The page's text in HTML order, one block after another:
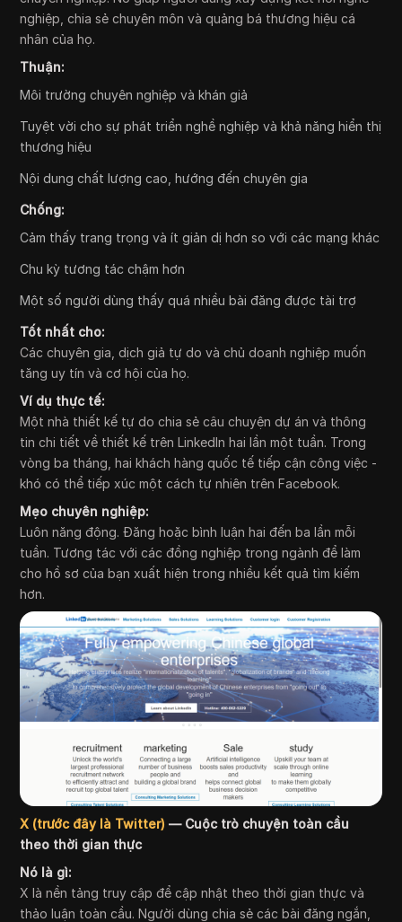
nghiệp, chia sẻ chuyên môn và quảng bá thương hiệu cá
nhân của họ.
Thuận:
Môi trường chuyên nghiệp và khán giả
Tuyệt vời cho sự phát triển nghề nghiệp và khả năng hiển thị
thương hiệu
Nội dung chất lượng cao, hướng đến chuyên gia
Chống:
Cảm thấy trang trọng và ít giản dị hơn so với các mạng khác
Chu kỳ tương tác chậm hơn
Một số người dùng thấy quá nhiều bài đăng được tài trợ
Tốt nhất cho:
Các chuyên gia, dịch giả tự do và chủ doanh nghiệp muốn
tăng uy tín và cơ hội của họ.
Ví dụ thực tế:
Một nhà thiết kế tự do chia sẻ câu chuyện dự án và thông
tin chi tiết về thiết kế trên LinkedIn hai lần một tuần. Trong
vòng ba tháng, hai khách hàng quốc tế tiếp cận công việc -
khó có thể tiếp xúc một cách tự nhiên trên Facebook.
Mẹo chuyên nghiệp:
Luôn năng động. Đăng hoặc bình luận hai đến ba lần mỗi
tuần. Tương tác với các đồng nghiệp trong ngành để làm
cho hồ sơ của bạn xuất hiện trong nhiều kết quả tìm kiếm
hơn.
X (trước đây là Twitter) — Cuộc trò chuyện toàn cầu
theo thời gian thực
Nó là gì:
X là nền tảng truy cập để cập nhật theo thời gian thực và
thảo luận toàn cầu. Người dùng chia sẻ các bài đăng ngắn,